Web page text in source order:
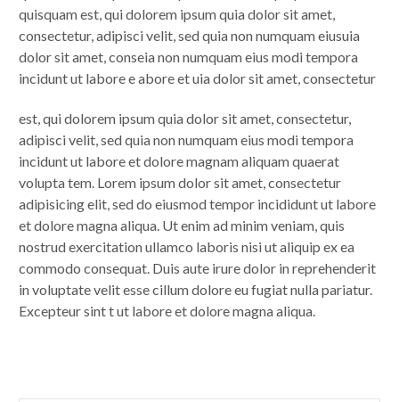
quisquam est, qui dolorem ipsum quia dolor sit amet,
consectetur, adipisci velit, sed quia non numquam eiusuia
dolor sit amet, conseia non numquam eius modi tempora
incidunt ut labore e abore et uia dolor sit amet, consectetur
est, qui dolorem ipsum quia dolor sit amet, consectetur,
adipisci velit, sed quia non numquam eius modi tempora
incidunt ut labore et dolore magnam aliquam quaerat
volupta tem. Lorem ipsum dolor sit amet, consectetur
adipisicing elit, sed do eiusmod tempor incididunt ut labore
et dolore magna aliqua. Ut enim ad minim veniam, quis
nostrud exercitation ullamco laboris nisi ut aliquip ex ea
commodo consequat. Duis aute irure dolor in reprehenderit
in voluptate velit esse cillum dolore eu fugiat nulla pariatur.
Excepteur sint t ut labore et dolore magna aliqua.